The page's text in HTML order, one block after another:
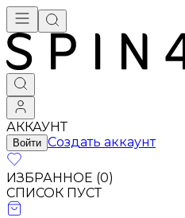
АККАУНТ
Войти Создать аккаунт
ИЗБРАННОЕ (0)
СПИСОК ПУСТ